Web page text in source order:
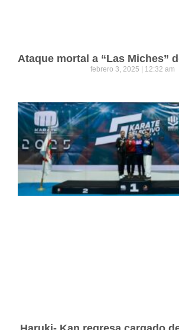
Ataque mortal a “Las Miches”
febrero 3, 2025 12:32 am